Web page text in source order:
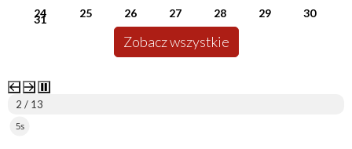
24
25 26 27 28 29 30
31
Zobacz wszystkie
2 / 13
5s